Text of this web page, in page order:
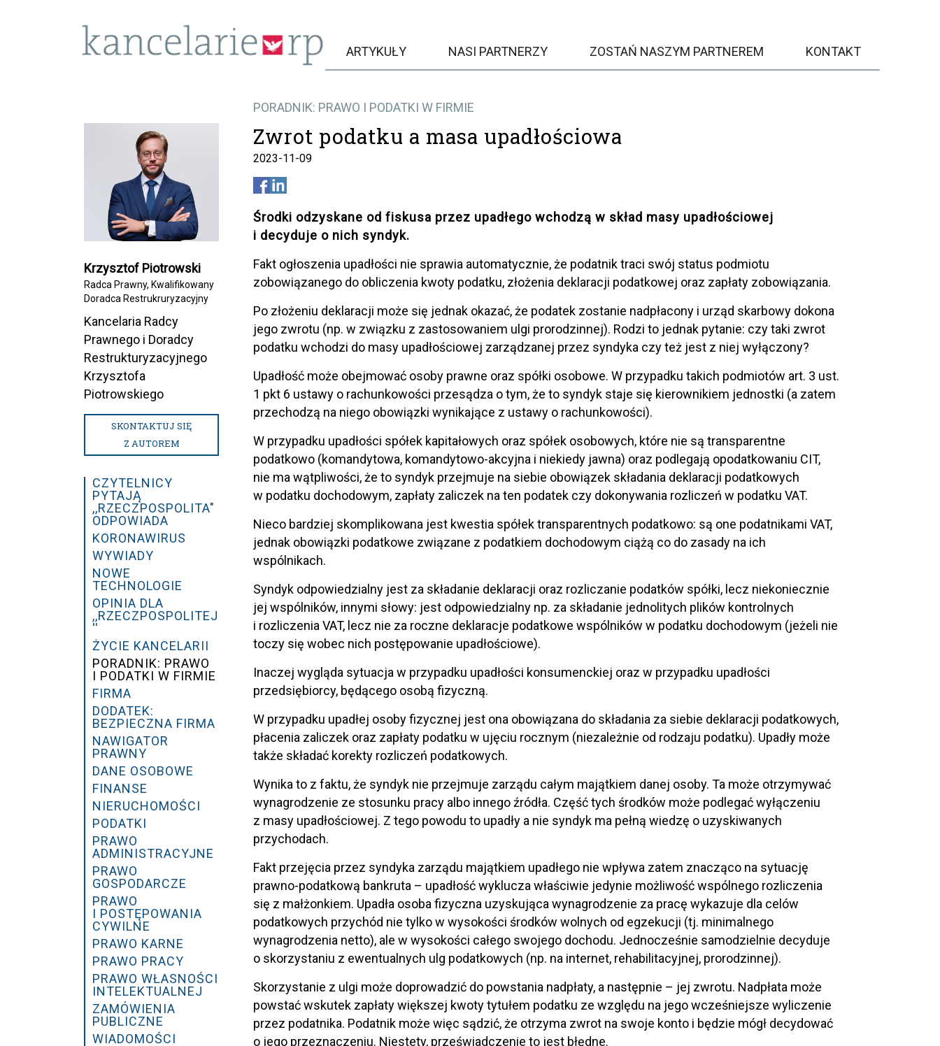
ARTYKUŁY NASI PARTNERZY ZOSTAŃ NASZYM PARTNEREM KONTAKT
PORADNIK: PRAWO I PODATKI W FIRMIE
Zwrot podatku a masa upadłościowa
2023-11-09
Środki odzyskane od fiskusa przez upadłego wchodzą w skład masy upadłościowej
i decyduje o nich syndyk.
Fakt ogłoszenia upadłości nie sprawia automatycznie, że podatnik traci swój status podmiotu
zobowiązanego do obliczenia kwoty podatku, złożenia deklaracji podatkowej oraz zapłaty zobowiązania.
Po złożeniu deklaracji może się jednak okazać, że podatek zostanie nadpłacony i urząd skarbowy dokona
jego zwrotu (np. w związku z zastosowaniem ulgi prorodzinnej). Rodzi to jednak pytanie: czy taki zwrot
podatku wchodzi do masy upadłościowej zarządzanej przez syndyka czy też jest z niej wyłączony?
Upadłość może obejmować osoby prawne oraz spółki osobowe. W przypadku takich podmiotów art. 3 ust.
1 pkt 6 ustawy o rachunkowości przesądza o tym, że to syndyk staje się kierownikiem jednostki (a zatem
przechodzą na niego obowiązki wynikające z ustawy o rachunkowości).
W przypadku upadłości spółek kapitałowych oraz spółek osobowych, które nie są transparentne
podatkowo (komandytowa, komandytowo-akcyjna i niekiedy jawna) oraz podlegają opodatkowaniu CIT,
nie ma wątpliwości, że to syndyk przejmuje na siebie obowiązek składania deklaracji podatkowych
w podatku dochodowym, zapłaty zaliczek na ten podatek czy dokonywania rozliczeń w podatku VAT.
Nieco bardziej skomplikowana jest kwestia spółek transparentnych podatkowo: są one podatnikami VAT,
jednak obowiązki podatkowe związane z podatkiem dochodowym ciążą co do zasady na ich
wspólnikach.
Syndyk odpowiedzialny jest za składanie deklaracji oraz rozliczanie podatków spółki, lecz niekoniecznie
jej wspólników, innymi słowy: jest odpowiedzialny np. za składanie jednolitych plików kontrolnych
i rozliczenia VAT, lecz nie za roczne deklaracje podatkowe wspólników w podatku dochodowym (jeżeli nie
toczy się wobec nich postępowanie upadłościowe).
Inaczej wygląda sytuacja w przypadku upadłości konsumenckiej oraz w przypadku upadłości
przedsiębiorcy, będącego osobą fizyczną.
W przypadku upadłej osoby fizycznej jest ona obowiązana do składania za siebie deklaracji podatkowych,
płacenia zaliczek oraz zapłaty podatku w ujęciu rocznym (niezależnie od rodzaju podatku). Upadły może
także składać korekty rozliczeń podatkowych.
Wynika to z faktu, że syndyk nie przejmuje zarządu całym majątkiem danej osoby. Ta może otrzymywać
wynagrodzenie ze stosunku pracy albo innego źródła. Część tych środków może podlegać wyłączeniu
z masy upadłościowej. Z tego powodu to upadły a nie syndyk ma pełną wiedzę o uzyskiwanych
przychodach.
Fakt przejęcia przez syndyka zarządu majątkiem upadłego nie wpływa zatem znacząco na sytuację
prawno-podatkową bankruta – upadłość wyklucza właściwie jedynie możliwość wspólnego rozliczenia
się z małżonkiem. Upadła osoba fizyczna uzyskująca wynagrodzenie za pracę wykazuje dla celów
podatkowych przychód nie tylko w wysokości środków wolnych od egzekucji (tj. minimalnego
wynagrodzenia netto), ale w wysokości całego swojego dochodu. Jednocześnie samodzielnie decyduje
o skorzystaniu z ewentualnych ulg podatkowych (np. na internet, rehabilitacyjnej, prorodzinnej).
Skorzystanie z ulgi może doprowadzić do powstania nadpłaty, a następnie – jej zwrotu. Nadpłata może
powstać wskutek zapłaty większej kwoty tytułem podatku ze względu na jego wcześniejsze wyliczenie
przez podatnika. Podatnik może więc sądzić, że otrzyma zwrot na swoje konto i będzie mógł decydować
o jego przeznaczeniu. Niestety, przeświadczenie to jest błędne.
Krzysztof Piotrowski
Radca Prawny, Kwalifikowany
Doradca Restrukruryzacyjny
Kancelaria Radcy
Prawnego i Doradcy
Restrukturyzacyjnego
Krzysztofa
Piotrowskiego
SKONTAKTUJ SIĘ
Z AUTOREM
CZYTELNICY
PYTAJĄ
,,RZECZPOSPOLITA"
ODPOWIADA
KORONAWIRUS
WYWIADY
NOWE
TECHNOLOGIE
OPINIA DLA
,,RZECZPOSPOLITEJ
''
ŻYCIE KANCELARII
PORADNIK: PRAWO
I PODATKI W FIRMIE
FIRMA
DODATEK:
BEZPIECZNA FIRMA
NAWIGATOR
PRAWNY
DANE OSOBOWE
FINANSE
NIERUCHOMOŚCI
PODATKI
PRAWO
ADMINISTRACYJNE
PRAWO
GOSPODARCZE
PRAWO
I POSTĘPOWANIA
CYWILNE
PRAWO KARNE
PRAWO PRACY
PRAWO WŁASNOŚCI
INTELEKTUALNEJ
ZAMÓWIENIA
PUBLICZNE
WIADOMOŚCI